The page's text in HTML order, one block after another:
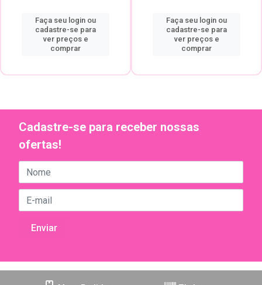
Faça seu login ou
cadastre-se para
ver preços e
comprar
Faça seu login ou
cadastre-se para
ver preços e
comprar
Cadastre-se para receber nossas
ofertas!